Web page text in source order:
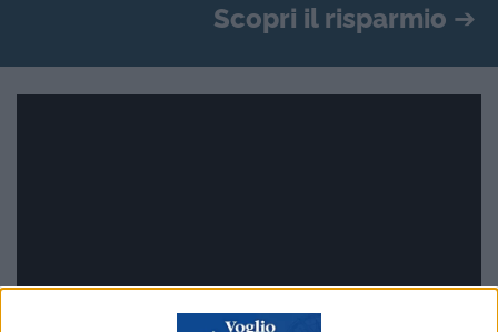
Scopri il risparmio ➔